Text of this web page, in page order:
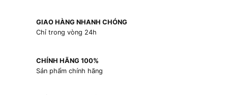
GIAO HÀNG NHANH CHÓNG
Chỉ trong vòng 24h
CHÍNH HÃNG 100%
Sản phẩm chính hãng